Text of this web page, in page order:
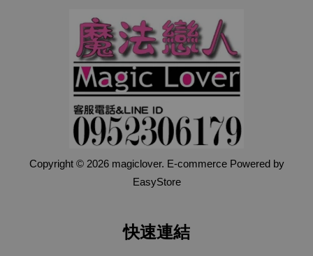
Copyright © 2026 magiclover. E-commerce Powered by
EasyStore
快速連結